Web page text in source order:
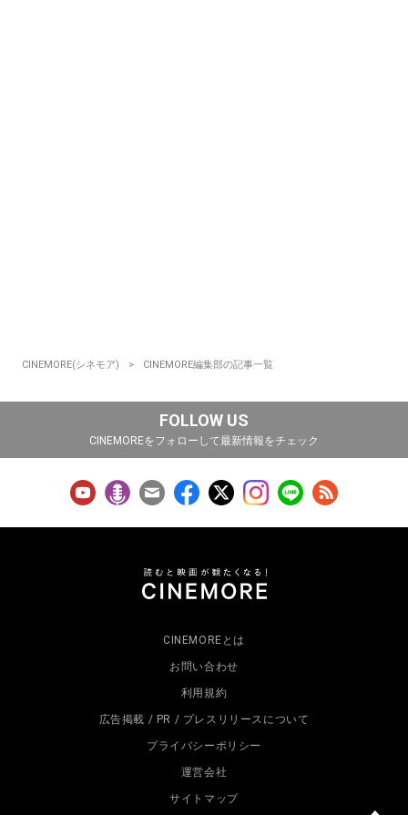
CINEMORE(シネモア) CINEMORE編集部の記事一覧
FOLLOW US
CINEMOREをフォローして最新情報をチェック
CINEMOREとは
お問い合わせ
利用規約
広告掲載 / PR / プレスリリースについて
プライバシーポリシー
運営会社
サイトマップ